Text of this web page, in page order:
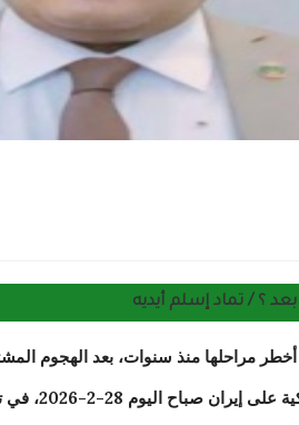
؟ / تماد إسلم أيديه
مراحلها منذ سنوات، بعد الهجوم
شنّته إسرائيل